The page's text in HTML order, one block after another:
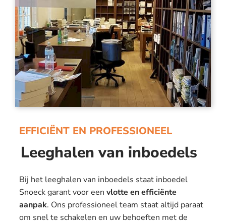
EFFICIËNT EN PROFESSIONEEL
Leeghalen van inboedels
Bij het leeghalen van inboedels staat inboedel
Snoeck garant voor een vlotte en efficiënte
aanpak. Ons professioneel team staat altijd paraat
om snel te schakelen en uw behoeften met de